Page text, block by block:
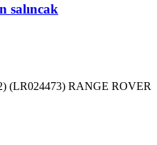
salıncak
(LR024473) RANGE ROVER